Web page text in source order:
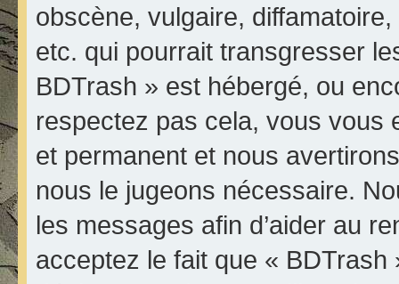
obscène, vulgaire,
etc. qui pourrait transgresser
BDTrash » est hébergé, ou
respectez pas cela, vous vous
et permanent et nous
nous le jugeons nécessaire.
les messages afin d’aider au
acceptez le fait que « BDTrash